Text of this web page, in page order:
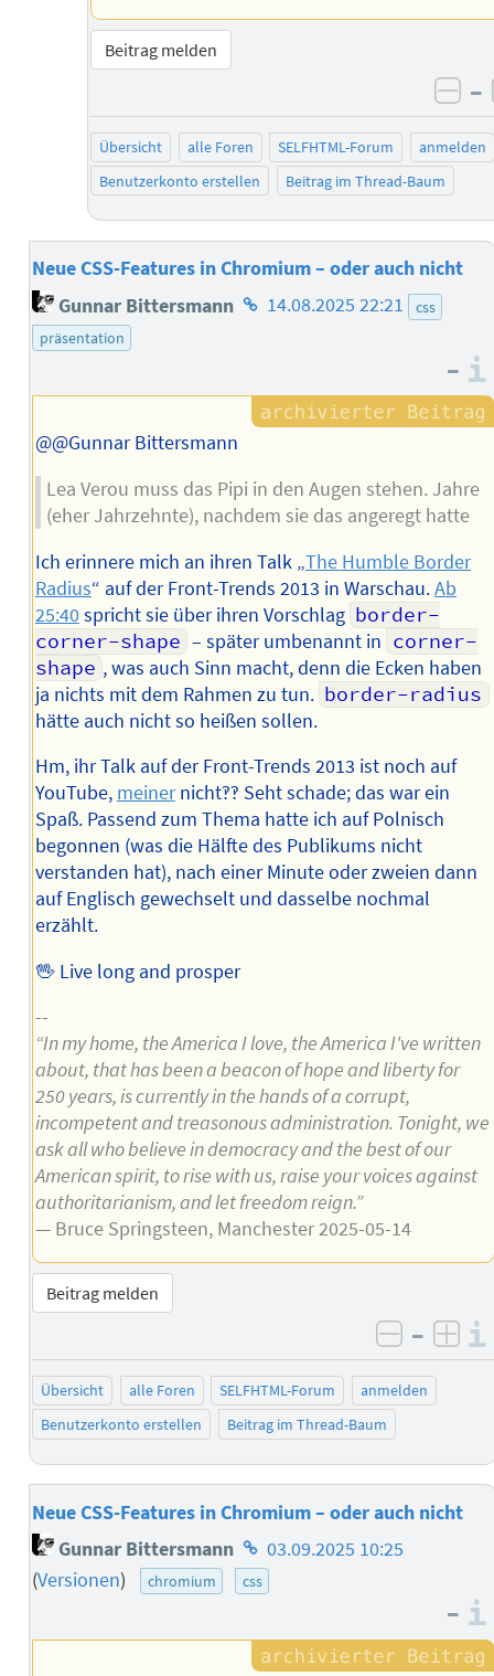
Beitrag melden
–
Übersicht alle Foren SELFHTML-Forum
anmelden
Benutzerkonto erstellen
Beitrag im Thread-Baum
Neue CSS-Features in Chromium – oder auch nicht
Gunnar Bittersmann Homepage
14.08.2025 22:21
css
präsentation
–
@@Gunnar Bittersmann
Lea Verou muss das Pipi in den Augen stehen. Jahre
(eher Jahrzehnte), nachdem sie das angeregt hatte
Ich erinnere mich an ihren Talk „The Humble Border
Radius“ auf der Front-Trends 2013 in Warschau.Ab
25:40spricht sie über ihren Vorschlag border-
corner-shape – später umbenannt in corner-
shape , was auch Sinn macht, denn die Ecken haben
ja nichts mit dem Rahmen zu tun. border-radius
hätte auch nicht so heißen sollen.
Hm, ihr Talk auf der Front-Trends 2013 ist noch auf
YouTube, meinernicht‽‽ Seht schade; das war ein
Spaß. Passend zum Thema hatte ich auf Polnisch
begonnen (was die Hälfte des Publikums nicht
verstanden hat), nach einer Minute oder zweien dann
auf Englisch gewechselt und dasselbe nochmal
erzählt.
🖖 Live long and prosper
--
“In my home, the America I love, the America I've written
about, that has been a beacon of hope and liberty for
250 years, is currently in the hands of a corrupt,
incompetent and treasonous administration. Tonight, we
ask all who believe in democracy and the best of our
American spirit, to rise with us, raise your voices against
authoritarianism, and let freedom reign.”
— Bruce Springsteen, Manchester 2025-05-14
Beitrag melden
negativ
–
Übersicht alle Foren SELFHTML-Forum
anmelden
Benutzerkonto erstellen
Beitrag im Thread-Baum
Neue CSS-Features in Chromium – oder auch nicht
Gunnar Bittersmann Homepage
des
03.09.2025 10:25
(Versionen) chromium css
–